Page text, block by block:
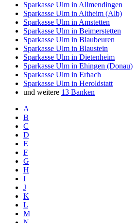
Sparkasse Ulm in Allmendingen
Sparkasse Ulm in Altheim (Alb)
Sparkasse Ulm in Amstetten
Sparkasse Ulm in Beimerstetten
Sparkasse Ulm in Blaubeuren
Sparkasse Ulm in Blaustein
Sparkasse Ulm in Dietenheim
Sparkasse Ulm in Ehingen (Donau)
Sparkasse Ulm in Erbach
Sparkasse Ulm in Heroldstatt
und weitere 13 Banken
A
B
C
D
E
F
G
H
I
J
K
L
M